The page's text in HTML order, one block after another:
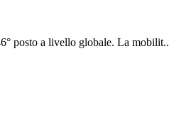
posto a livello globale. La